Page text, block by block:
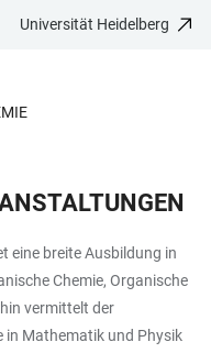
Universität Heidelberg
eine breite Ausbildung in
Chemie, Organische
vermittelt der
in Mathematik und Physik